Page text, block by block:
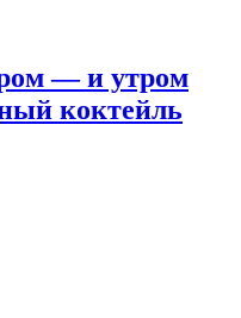
— и утром
коктейль